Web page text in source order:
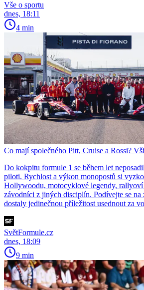
Vše o sportu
dnes, 18:11
4 min
Co mají společného Pitt, Cruise a Rossi?
Do kokpitu formule 1 se během let
piloti. Rychlost a výkon monopostů si
Hollywoodu, motocyklové legendy, rallyoví
závodníci z jiných disciplín. Podívejte se na
dostaly jedinečnou příležitost usednout za
SvětFormule.cz
dnes, 18:09
9 min